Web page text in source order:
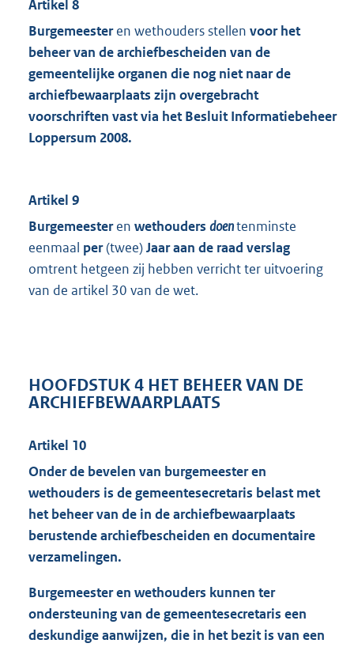
Artikel 8
Burgemeesteren wethouders stellen voor het
beheer van de archiefbescheiden van de
gemeentelijke organen die nog niet naar de
archiefbewaarplaats zijn overgebracht
voorschriften vast via het Besluit Informatiebeheer
Loppersum 2008.
Artikel 9
Burgemeesteren wethouders doentenminste
eenmaal per(twee)Jaar aan de raad verslag
omtrent hetgeen zij hebben verricht ter uitvoering
van de artikel 30 van de wet.
HOOFDSTUK 4 HET BEHEER VAN DE
ARCHIEFBEWAARPLAATS
Artikel 10
Onder de bevelen van burgemeester en
wethouders is de gemeentesecretaris belast met
het beheer van de in de archiefbewaarplaats
berustendearchiefbescheiden en documentaire
verzamelingen.
Burgemeester en wethouders kunnen ter
ondersteuning van de gemeentesecretaris een
deskundige aanwijzen, die in het bezit is van een